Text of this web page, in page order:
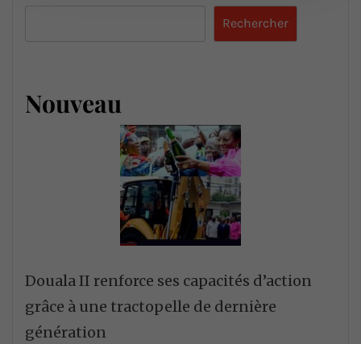
Rechercher
Nouveau
Douala II renforce ses capacités d’action
grâce à une tractopelle de dernière
génération